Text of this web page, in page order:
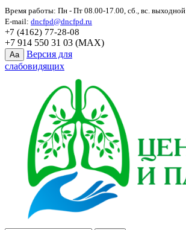
Время работы: Пн - Пт 08.00-17.00, сб., вс. выходной
E-mail: dncfpd@dncfpd.ru
+7 (4162) 77-28-08
+7 914 550 31 03 (MAX)
Aa
Версия для
слабовидящих